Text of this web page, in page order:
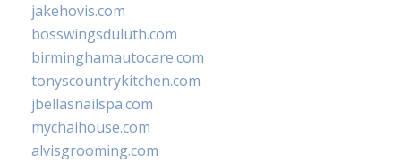
jakehovis.com
bosswingsduluth.com
birminghamautocare.com
tonyscountrykitchen.com
jbellasnailspa.com
mychaihouse.com
alvisgrooming.com